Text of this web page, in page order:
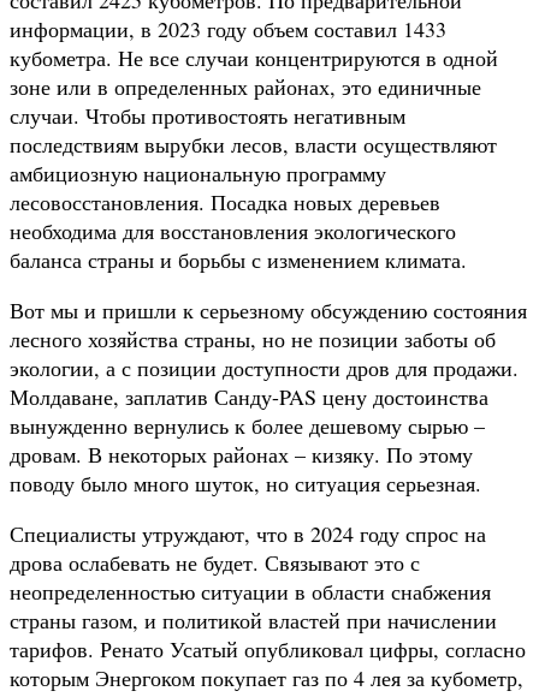
информации, в 2023 году объем составил 1433
кубометра. Не все случаи концентрируются в одной
зоне или в определенных районах, это единичные
случаи. Чтобы противостоять негативным
последствиям вырубки лесов, власти осуществляют
амбициозную национальную программу
лесовосстановления. Посадка новых деревьев
необходима для восстановления экологического
баланса страны и борьбы с изменением климата.
Вот мы и пришли к серьезному обсуждению состояния
лесного хозяйства страны, но не позиции заботы об
экологии, а с позиции доступности дров для продажи.
Молдаване, заплатив Санду-PAS цену достоинства
вынужденно вернулись к более дешевому сырью –
дровам. В некоторых районах – кизяку. По этому
поводу было много шуток, но ситуация серьезная.
Специалисты утруждают, что в 2024 году спрос на
дрова ослабевать не будет. Связывают это с
неопределенностью ситуации в области снабжения
страны газом, и политикой властей при начислении
тарифов. Ренато Усатый опубликовал цифры, согласно
которым Энергоком покупает газ по 4 лея за кубометр,